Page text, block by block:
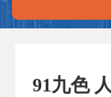
91九色